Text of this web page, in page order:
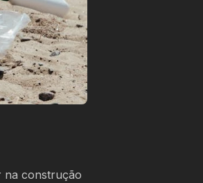
na construção